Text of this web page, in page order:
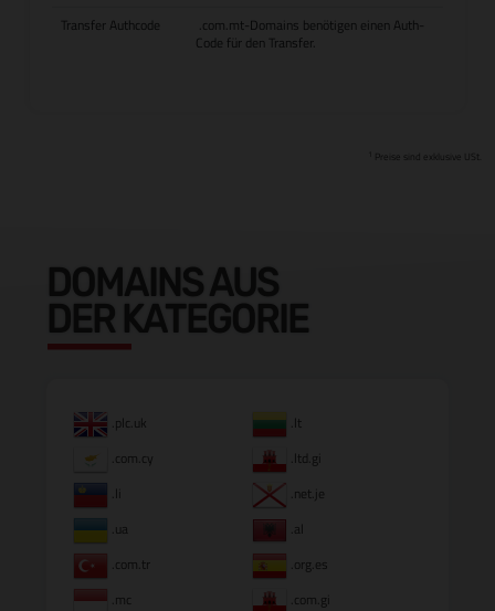
Transfer Authcode
.com.mt-Domains benötigen einen Auth-
Code für den Transfer.
Preise sind exklusive USt.
DOMAINS AUS
DER KATEGORIE
.plc.uk
.lt
.com.cy
.ltd.gi
.li
.net.je
.ua
.al
.com.tr
.org.es
.mc
.com.gi